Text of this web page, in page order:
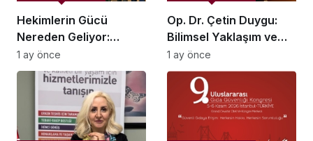
Hekimlerin Gücü
Nereden Geliyor:
Muayenehaneler
Derneği’nin Rolü
Nedir?
1 ay önce
Op. Dr. Çetin Duygu:
Bilimsel Yaklaşım ve
Uluslararası Deneyimle
Estetik Cerrahide Yeni
Bir Dönem
1 ay önce